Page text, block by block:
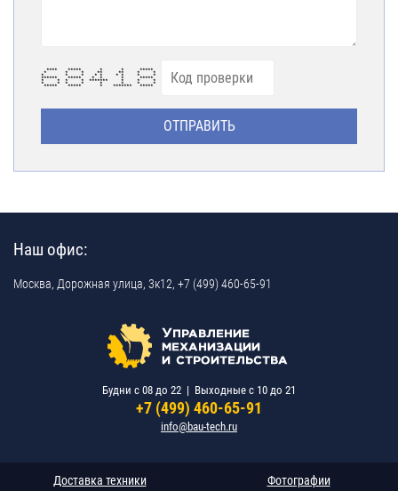
**** ***** * * *****
* * * ** ** * *
* * * * * * * * *
****** ***** * * * *****
* * * * ******* * * *
* * * * * * * *
***** ***** * ******* *****
Наш офис:
Москва, Дорожная улица, 3к12, +7 (499) 460-65-91
Будни c 08 до 22 | Выходные c 10 до 21
+7 (499) 460-65-91
info@bau-tech.ru
Доставка техники Фотографии